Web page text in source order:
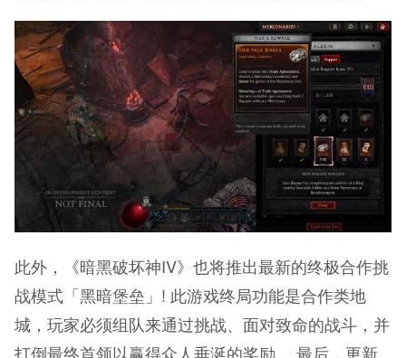
此外，《暗黑破坏神IV》也将推出最新的终极合作挑
战模式「黑暗堡垒」! 此游戏终局功能是合作类地
城，玩家必须组队来通过挑战、面对致命的战斗，并
打倒最终首领以赢得众人垂涎的奖励。 最后，更新